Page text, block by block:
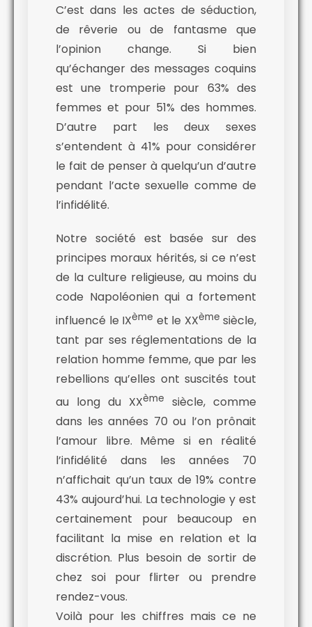
C’est dans les actes de séduction,
de rêverie ou de fantasme que
l’opinion change. Si bien
qu’échanger des messages coquins
est une tromperie pour 63% des
femmes et pour 51% des hommes.
D’autre part les deux sexes
s’entendent à 41% pour considérer
le fait de penser à quelqu’un d’autre
pendant l’acte sexuelle comme de
l’infidélité.
Notre société est basée sur des
principes moraux hérités, si ce n’est
de la culture religieuse, au moins du
code Napoléonien qui a fortement
influencé le IXème et le XXème siècle,
tant par ses réglementations de la
relation homme femme, que par les
rebellions qu’elles ont suscités tout
au long du XXème
siècle, comme
dans les années 70 ou l’on prônait
l’amour libre. Même si en réalité
l’infidélité dans les années 70
n’affichait qu’un taux de 19% contre
43% aujourd’hui. La technologie y est
certainement pour beaucoup en
facilitant la mise en relation et la
discrétion. Plus besoin de sortir de
chez soi pour flirter ou prendre
rendez-vous.
Voilà pour les chiffres mais ce ne